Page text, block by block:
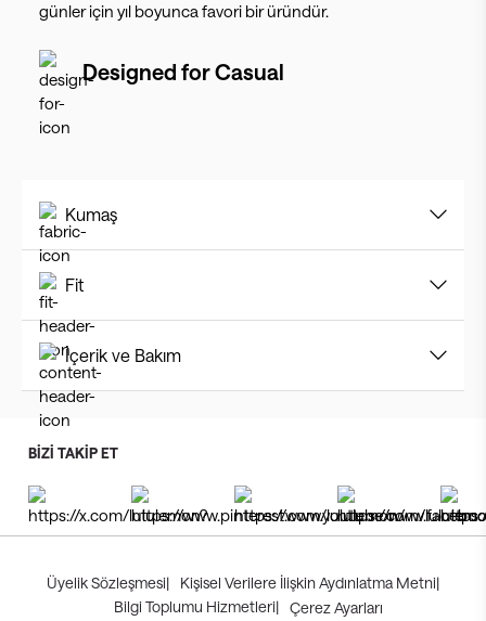
günler için yıl boyunca favori bir üründür.
Designed forCasual
Kumaş
Fit
İçerik ve Bakım
BİZİ TAKİP ET
Üyelik Sözleşmesi| Kişisel Verilere İlişkin Aydınlatma Metni|
Bilgi Toplumu Hizmetleri| Çerez Ayarları